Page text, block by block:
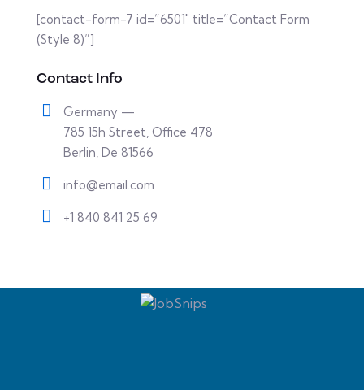
[contact-form-7 id=”6501″ title=”Contact Form
(Style 8)”]
Contact Info
Germany —
785 15h Street, Office 478
Berlin, De 81566
info@email.com
+1 840 841 25 69